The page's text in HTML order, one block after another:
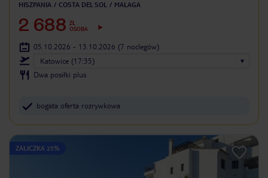
HISZPANIA COSTA DEL SOL MALAGA
2 688 ZŁ
OSOBA
05.10.2026 - 13.10.2026 (7 noclegów)
Katowice (17:35)
Dwa posiłki plus
bogata oferta rozrywkowa
ZALICZKA 25%